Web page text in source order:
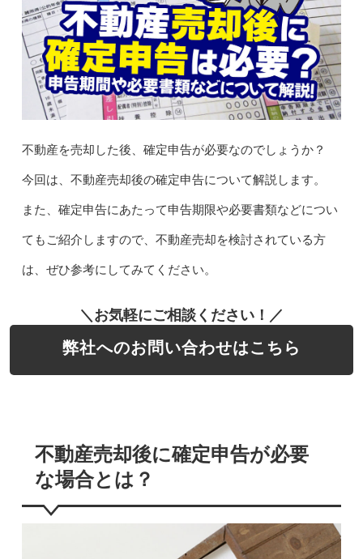
不動産を売却した後、確定申告が必要なのでしょうか？
今回は、不動産売却後の確定申告について解説します。
また、確定申告にあたって申告期限や必要書類などについ
てもご紹介しますので、不動産売却を検討されている方
は、ぜひ参考にしてみてください。
＼お気軽にご相談ください！／
弊社へのお問い合わせはこちら
不動産売却後に確定申告が必要
な場合とは？